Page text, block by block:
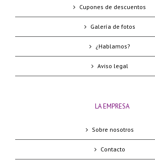
Cupones de descuentos
Galería de fotos
¿Hablamos?
Aviso legal
LA EMPRESA
Sobre nosotros
Contacto